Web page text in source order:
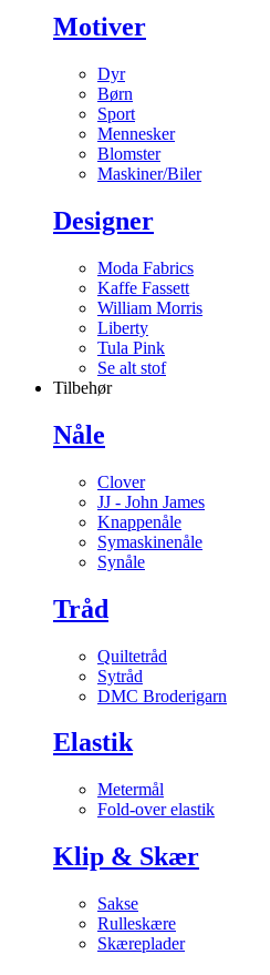
Motiver
Dyr
Børn
Sport
Mennesker
Blomster
Maskiner/Biler
Designer
Moda Fabrics
Kaffe Fassett
William Morris
Liberty
Tula Pink
Se alt stof
Tilbehør
Nåle
Clover
JJ - John James
Knappenåle
Symaskinenåle
Synåle
Tråd
Quiltetråd
Sytråd
DMC Broderigarn
Elastik
Metermål
Fold-over elastik
Klip & Skær
Sakse
Rulleskære
Skæreplader